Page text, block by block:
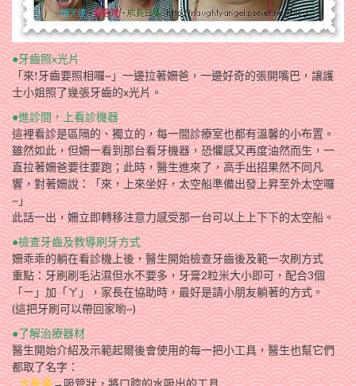
●牙齒照x光片
「來!牙齒要照相囉~」一邊拉著姍爸，一邊好奇的張開嘴巴，讓護
士小姐照了幾張牙齒的x光片。
●進診間，上看診機器
這裡看診是區隔的、獨立的，每一間診療室也都有溫馨的小布置。
雖然如此，但姍一看到那台看牙機器，恐懼感又再度油然而生，一
直拉著姍爸要往要跑；此時，醫生進來了，高手出招果然不同凡
響，對著姍說：「來，上來坐好，太空船準備出發上昇至外太空囉
~」
此話一出，姍立即轉移注意力感受那一台可以上上下下的太空船。
●檢查牙齒及教導刷牙方式
姍乖乖的躺在看診機上後，醫生開始檢查牙齒後及範一次刷方式
重點：牙刷刷毛沾濕但水不要多，牙膏2粒米大小即可，配合3個
「ㄧ」加「ㄚ」，家長在協助時，最好是請小朋友躺著的方式。
(這把牙刷可以帶回家喲~)
●了解治療器材
醫生開始介紹及示範起爾後會使用的每一把小工具，醫生也幫它們
都取了名字：
大象鼻→吸管狀，將口腔的水吸出的工具